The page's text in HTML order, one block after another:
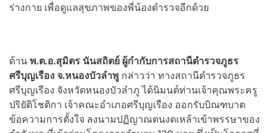
ร่างกาย เพื่อดูแลสุขภาพของพี่น้องตำรวจอีกด้วย
ด้าน พ.ต.อ.สุมิตร นันสถิตย์ ผู้กำกับการสถานีตำรวจภูธร
ศรีบุญเรือง จ.หนองบัวลำพู กล่าวว่า ทางสถานีตำรวจภูธร
ศรีบุญเรือง จังหวัดหนองบัวลำภู ได้นิมนต์ท่านเจ้าคุณพระครู
ปริยัติโชติกา เจ้าคณะอำเภอศรีบุญเรือง ออกรับบิณฑบาต
ข้อความการตั้งใจ ลงนามปฏิญาณตนงดเหล้าเข้าพรรษาของ